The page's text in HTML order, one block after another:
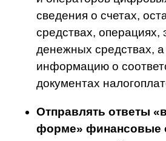
банковских решений.
Я принимаю условия
соглашения
и Политики в
обработки персональных